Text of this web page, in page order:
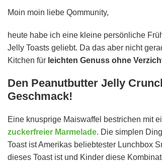
Moin moin liebe Qommunity,
heute habe ich eine kleine persönliche
Jelly Toasts geliebt. Da das aber nicht
Kitchen für leichten Genuss ohne
Den Peanutbutter Jelly
Geschmack!
Eine knusprige Maiswaffel bestrichen mit
zuckerfreier Marmelade. Die simplen
Toast ist Amerikas beliebtester Lunchbox
dieses Toast ist und Kinder diese